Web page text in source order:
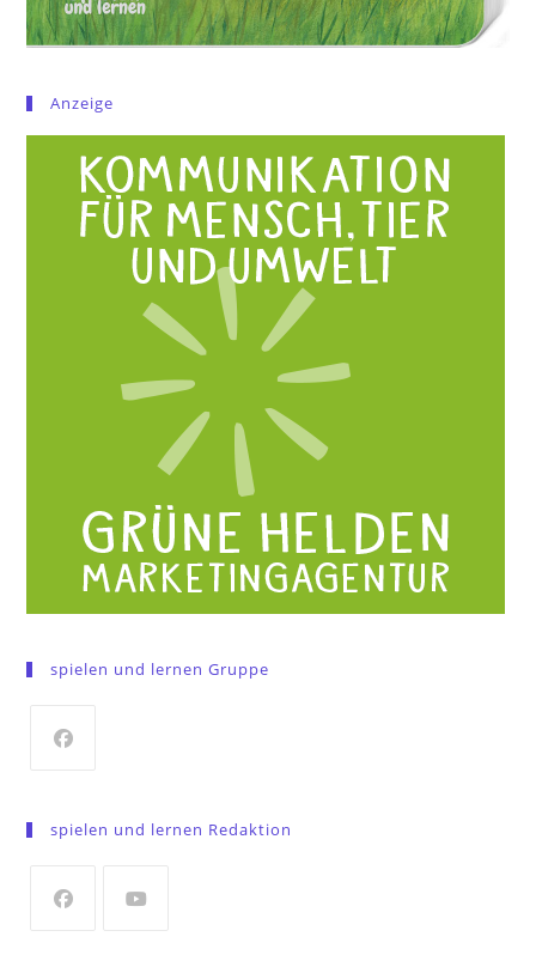
Anzeige
spielen und lernen Gruppe
a
tab
spielen und lernen Redaktion